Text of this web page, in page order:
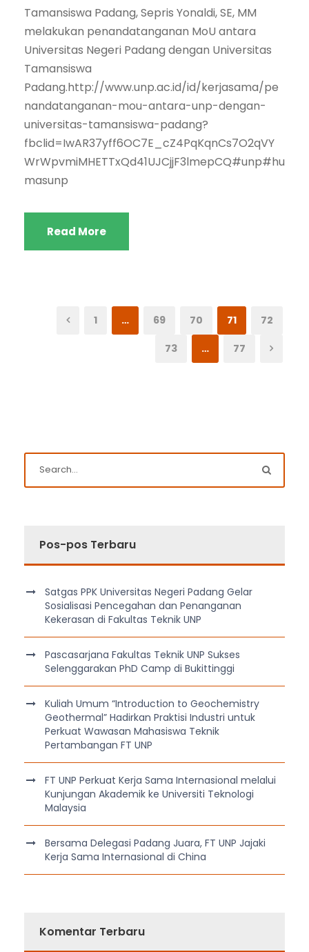
Tamansiswa Padang, Sepris Yonaldi, SE, MM
melakukan penandatanganan MoU antara
Universitas Negeri Padang dengan Universitas
Tamansiswa
Padang.http://www.unp.ac.id/id/kerjasama/pe
nandatanganan-mou-antara-unp-dengan-
universitas-tamansiswa-padang?
fbclid=IwAR37yff6OC7E_cZ4PqKqnCs7O2qVY
WrWpvmiMHETTxQd41UJCjjF3lmepCQ#unp#hu
masunp
Read More
1 … 69 70 71 72
73 … 77
Pos-pos Terbaru
Satgas PPK Universitas Negeri Padang Gelar
Sosialisasi Pencegahan dan Penanganan
Kekerasan di Fakultas Teknik UNP
Pascasarjana Fakultas Teknik UNP Sukses
Selenggarakan PhD Camp di Bukittinggi
Kuliah Umum “Introduction to Geochemistry
Geothermal” Hadirkan Praktisi Industri untuk
Perkuat Wawasan Mahasiswa Teknik
Pertambangan FT UNP
FT UNP Perkuat Kerja Sama Internasional melalui
Kunjungan Akademik ke Universiti Teknologi
Malaysia
Bersama Delegasi Padang Juara, FT UNP Jajaki
Kerja Sama Internasional di China
Komentar Terbaru